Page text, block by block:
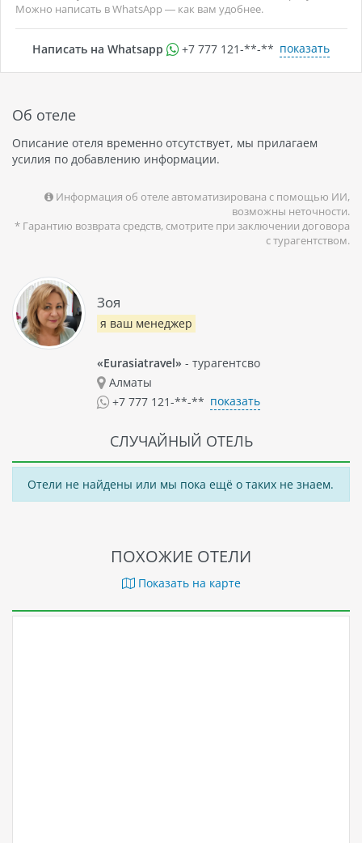
Можно написать в WhatsApp — как вам удобнее.
Написать на Whatsapp +7 777 121-**-** показать
Об отеле
Описание отеля временно отсутствует, мы прилагаем
усилия по добавлению информации.
Информация об отеле автоматизирована с помощью ИИ,
возможны неточности.
* Гарантию возврата средств, смотрите при заключении договора
с турагентством.
Зоя
я ваш менеджер
«Eurasiatravel» - турагентсво
Алматы
+7 777 121-**-** показать
СЛУЧАЙНЫЙ ОТЕЛЬ
Отели не найдены или мы пока ещё о таких не знаем.
ПОХОЖИЕ ОТЕЛИ
Показать на карте